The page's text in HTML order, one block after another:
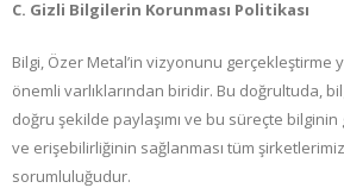
C. Gizli Bilgilerin Korunması Politikası
Bilgi, Özer Metal’in vizyonunu gerçekleştirme
önemli varlıklarından biridir. Bu doğrultuda,
doğru şekilde paylaşımı ve bu süreçte
ve erişebilirliğinin sağlanması tüm
sorumluluğudur.